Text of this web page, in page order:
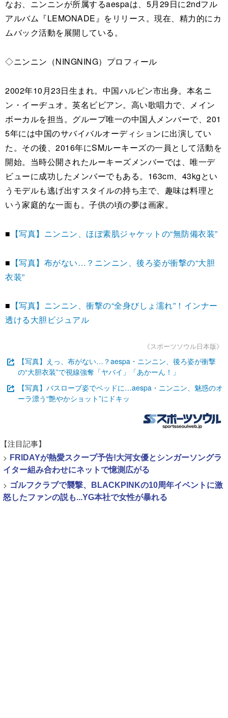
なお、ニンニンが所属するaespaは、5月29日に2ndフル
アルバム『LEMONADE』をリリース。現在、精力的にカ
ムバック活動を展開している。
◇ニンニン（NINGNING）プロフィール
2002年10月23日生まれ。中国ハルビン市出身。本名ニ
ン・イーヂュオ。英名ビビアン。高い歌唱力で、メイン
ボーカルを担当。グループ唯一の中国人メンバーで、201
5年には中国のサバイバルオーディションに出演してい
た。その後、2016年にSMルーキーズの一員として活動を
開始。当時公開されたルーキーズメンバーでは、唯一デ
ビューに成功したメンバーでもある。163cm、43kgとい
うモデルも逃げ出すスタイルの持ち主で、趣味は料理と
いう家庭的な一面も。子供の頃の夢は画家。
■ 【写真】ニンニン、ほぼ素肌ジャケットの“無防備衣装”
■ 【写真】布がない…？ニンニン、後ろ姿が衝撃の“大胆
衣装”
■ 【写真】ニンニン、衝撃の“全身びしょ濡れ”！インナー
透ける大胆ビジュアル
《スポーツソウル日本版》
【写真】えっ、布がない…？aespa・ニンニン、後ろ姿が衝撃
の“大胆衣装”で視線強奪「ヤバイ」「あかーん！」
【写真】バスローブ姿でベッドに…aespa・ニンニン、魅惑のオ
ーラ漂う“艶やかショット”にドキッ
【注目記事】
> FRIDAYが熱愛スクープ予告!大河女優とシンガーソングラ
イター組み合わせにネットで憶測広がる
> ゴルフクラブで襲撃、BLACKPINKの10周年イベントに激
怒したファンの説も...YG本社で女性が暴れる